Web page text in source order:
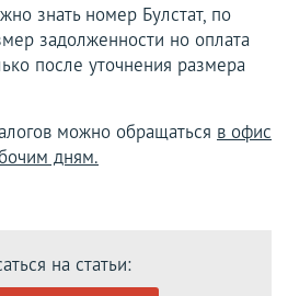
знать номер Булстат, по
задолженности но оплата
после уточнения размера
можно обращаться в офис
дням.
на статьи: